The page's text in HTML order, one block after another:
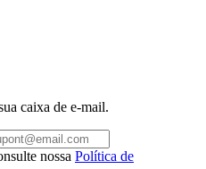
caixa de e-mail.
nossa Política de